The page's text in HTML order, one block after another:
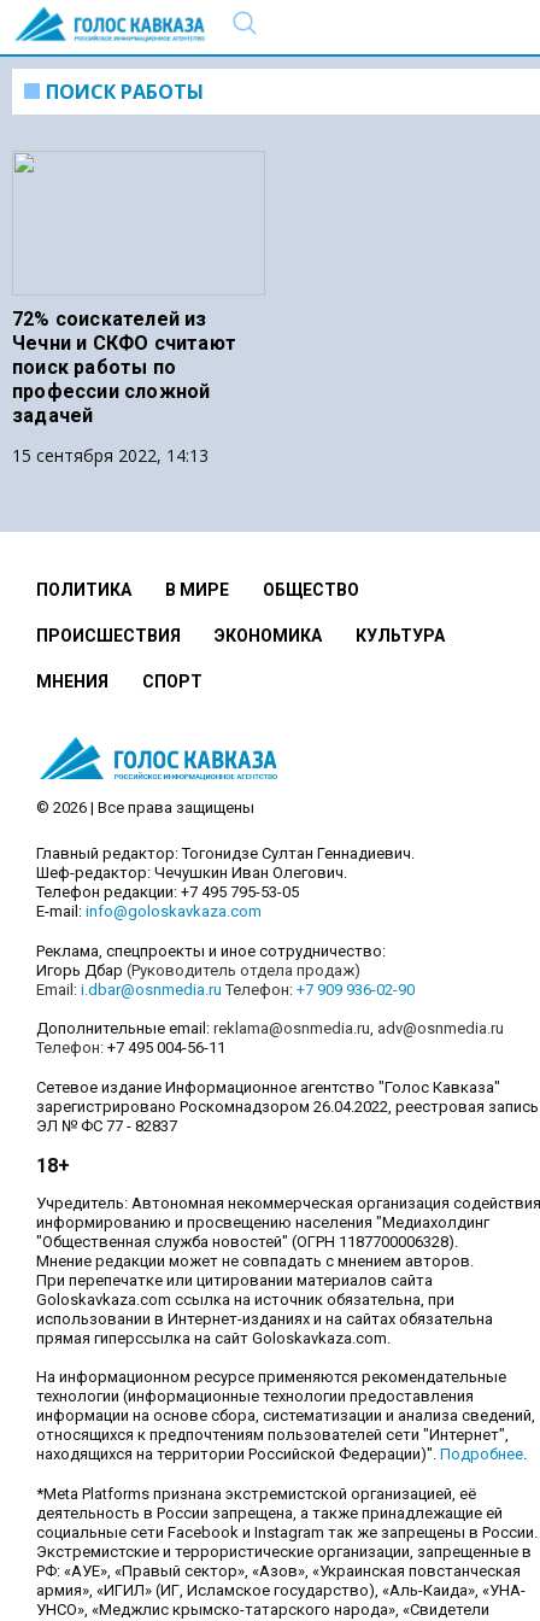
ПОИСК РАБОТЫ
72% соискателей из
Чечни и СКФО считают
поиск работы по
профессии сложной
задачей
15 сентября 2022, 14:13
ПОЛИТИКА В МИРЕ ОБЩЕСТВО
ПРОИСШЕСТВИЯ ЭКОНОМИКА КУЛЬТУРА
МНЕНИЯ СПОРТ
© 2026 | Все права защищены
Главный редактор: Тогонидзе Султан Геннадиевич.
Шеф-редактор: Чечушкин Иван Олегович.
Телефон редакции: +7 495 795-53-05
E-mail: info@goloskavkaza.com
Реклама, спецпроекты и иное сотрудничество:
Игорь Дбар (Руководитель отдела продаж)
Email: i.dbar@osnmedia.ru Телефон: +7 909 936-02-90
Дополнительные email: reklama@osnmedia.ru, adv@osnmedia.ru
Телефон: +7 495 004-56-11
Сетевое издание Информационное агентство "Голос Кавказа"
зарегистрировано Роскомнадзором 26.04.2022, реестровая запись
ЭЛ № ФС 77 - 82837
18+
Учредитель: Автономная некоммерческая организация содействия
информированию и просвещению населения "Медиахолдинг
"Общественная служба новостей" (ОГРН 1187700006328).
Мнение редакции может не совпадать с мнением авторов.
При перепечатке или цитировании материалов сайта
Goloskavkaza.com ссылка на источник обязательна, при
использовании в Интернет-изданиях и на сайтах обязательна
прямая гиперссылка на сайт Goloskavkaza.com.
На информационном ресурсе применяются рекомендательные
технологии (информационные технологии предоставления
информации на основе сбора, систематизации и анализа сведений,
относящихся к предпочтениям пользователей сети "Интернет",
находящихся на территории Российской Федерации)". Подробнее.
*Meta Platforms признана экстремистской организацией, её
деятельность в России запрещена, а также принадлежащие ей
социальные сети Facebook и Instagram так же запрещены в России.
Экстремистские и террористические организации, запрещенные в
РФ: «АУЕ», «Правый сектор», «Азов», «Украинская повстанческая
армия», «ИГИЛ» (ИГ, Исламское государство), «Аль-Каида», «УНА-
УНСО», «Меджлис крымско-татарского народа», «Свидетели